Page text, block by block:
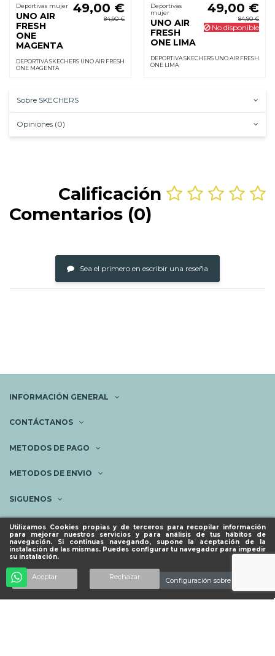
Utilizamos Cookies propias y de terceros para recopilar información
para mejorar nuestros servicios y para análisis de tus hábitos de
navegación. Si continuas navegando, supone la aceptación de la
instalación de las mismas. Puedes configurar tu navegador para impedir
su instalación.
Aceptar Rechazar Configuración sobre cookies
Añadir al carrito
Deportivas mujer
UNO AIR
FRESH
ONE
MAGENTA
49,00 €
84,90 €
DEPORTIVA SKECHERS UNO AIR FRESH
ONE MAGENTA
Deportivas
mujer
UNO AIR
FRESH
ONE LIMA
49,00 €
84,90 €
No disponible
DEPORTIVA SKECHERS UNO AIR FRESH
ONE LIMA
Sobre SKECHERS
Opiniones (0)
Calificación
Comentarios (0)
Sea el primero en escribir una reseña
INFORMACIÓN GENERAL
CONTÁCTANOS
METODOS DE PAGO
METODOS DE ENVIO
SIGUENOS
NEWSLETTER